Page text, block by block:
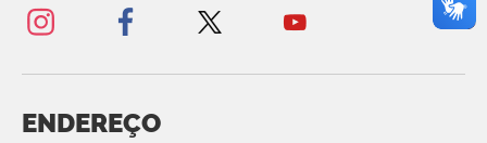
ENDEREÇO